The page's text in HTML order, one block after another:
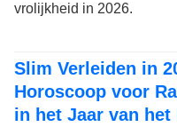
vrolijkheid in 2026.
Slim Verleiden in
Horoscoop voor
in het Jaar van het